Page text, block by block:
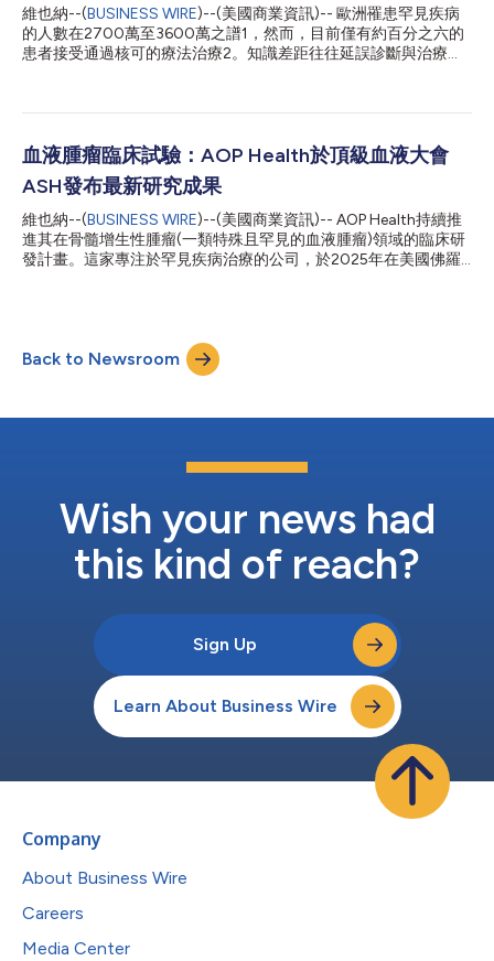
品 這項爭議的焦點在於BESREMi®（羅培干擾素α-2b），該產品於
2019年上市，是由AOP Health透過一項全面臨床試驗計畫開發的
一種用於治療罕見血癌（尤其是真性紅血球增生症）的創新療法。
中收購了BE...
維也納--(BUSINESS WIRE)--(美國商業資訊)-- 歐洲罹患罕見疾病
的人數在2700萬至3600萬之譜1，然而，目前僅有約百分之六的
患者接受通過核可的療法治療2。知識差距往往延誤診斷與治療的
保健社群進行合作的重要性。在2026年罕見疾病日，該公司加入
要，以產生、分享目前付之闕如的資料並善加利用，進而改善罕見
疾病患者的照護。 「從1996年開始耕耘罕見疾病這個領域以來，
我們發現創新絕對不能只是單打獨鬥。」AOP Health全球治療領域
副總裁Melissa Fellner強調說，「創新必須不斷投資於資料、開放
合作與資訊，以患者能夠利用的形式送達他們手上。」 AOP
Health配合這種取徑進行五項罕見疾病臨床研究。該公司與多所知
名國際大學以及58個患者組織的研究人員合作，這些機構的重心
血液腫瘤臨床試驗：AOP Health於頂級血液大會
ASH發布最新研究成果
維也納--(BUSINESS WIRE)--(美國商業資訊)-- AOP Health持續推
進其在骨髓增生性腫瘤(一類特殊且罕見的血液腫瘤)領域的臨床研
發計畫。這家專注於罕見疾病治療的公司，於2025年在美國佛羅
ROP-ET，探討Ropeginterferon alfa-2b在原發性血小板增多症
(ET)患者中的使用情況。ET是一種由於體內產生的血小板過多而引
發的疾病。此試驗為一項前瞻性、多中心、單組第III期臨床研究，
患者中的安全性與療效。 另一項研究為BESREMI-PASS研究，旨在
果。PV是一種罕見的血液幹細胞癌症，起源於骨髓造血幹細胞，
會導致紅血球、白血球及血小板長期異常增多。 致力於滿足尚未
Back to Newsroom
Wish your news had
this kind of reach?
Sign Up
Learn About Business Wire
Company
About Business Wire
Careers
Media Center